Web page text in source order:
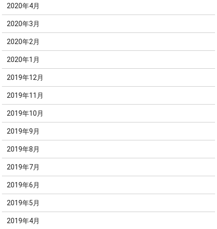
2020年4月
2020年3月
2020年2月
2020年1月
2019年12月
2019年11月
2019年10月
2019年9月
2019年8月
2019年7月
2019年6月
2019年5月
2019年4月